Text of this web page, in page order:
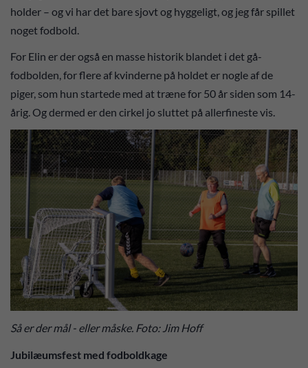
holder – og vi har det bare sjovt og hyggeligt, og jeg får spillet
noget fodbold.
For Elin er der også en masse historik blandet i det gå-
fodbolden, for flere af kvinderne på holdet er nogle af de
piger, som hun startede med at træne for 50 år siden som 14-
årig. Og dermed er den cirkel jo sluttet på allerfineste vis.
Så er der mål - eller måske. Foto: Jim Hoff
Jubilæumsfest med fodboldkage